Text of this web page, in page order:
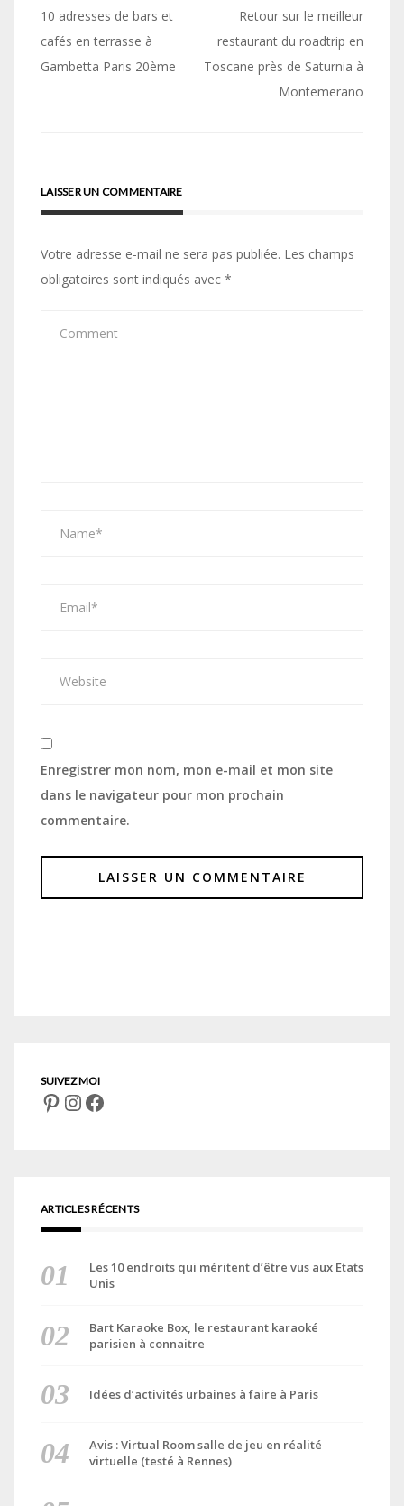
Navigation
de
l’article
10 adresses de bars et
cafés en terrasse à
Gambetta Paris 20ème
Retour sur le meilleur
restaurant du roadtrip en
Toscane près de Saturnia à
Montemerano
LAISSER UN COMMENTAIRE
Votre adresse e-mail ne sera pas publiée. Les champs
obligatoires sont indiqués avec *
Enregistrer mon nom, mon e-mail et mon site
dans le navigateur pour mon prochain
commentaire.
Pinterest
Instagram
Facebook
ARTICLES RÉCENTS
Les 10 endroits qui méritent d’être vus aux Etats
Unis
Bart Karaoke Box, le restaurant karaoké
parisien à connaitre
Idées d’activités urbaines à faire à Paris
Avis : Virtual Room salle de jeu en réalité
virtuelle (testé à Rennes)